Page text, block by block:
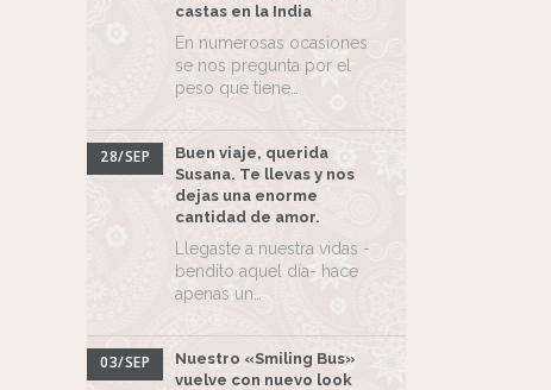
castas en la India
En numerosas ocasiones
se nos pregunta por el
peso que tiene…
28/SEP
Buen viaje, querida
Susana. Te llevas y nos
dejas una enorme
cantidad de amor.
Llegaste a nuestra vidas -
bendito aquel día- hace
apenas un…
03/SEP
Nuestro «Smiling Bus»
vuelve con nuevo look